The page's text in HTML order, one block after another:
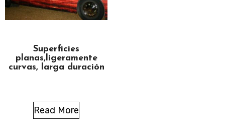
Superficies
planas,ligeramente
curvas, larga duración
Read More